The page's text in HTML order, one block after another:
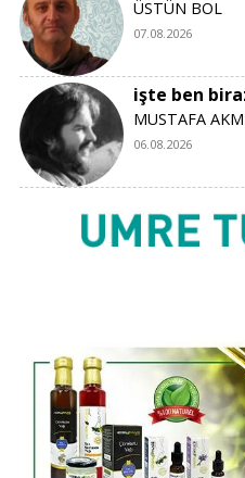
ÜSTÜN BOL
07.08.2026
işte ben
MUSTAFA
06.08.2026